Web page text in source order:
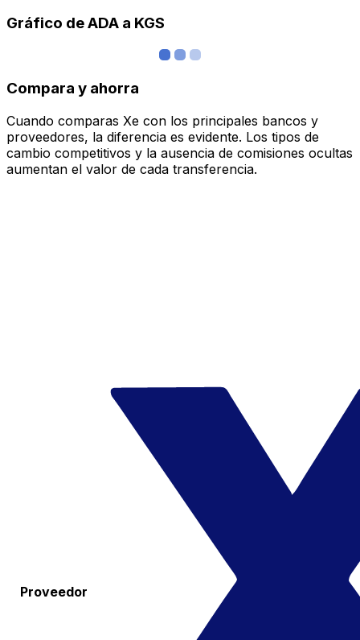
Gráfico de ADA a KGS
Compara y ahorra
Cuando comparas Xe con los principales bancos y
proveedores, la diferencia es evidente. Los tipos de
cambio competitivos y la ausencia de comisiones ocultas
aumentan el valor de cada transferencia.
Proveedor